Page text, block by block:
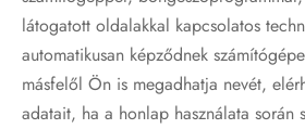
látogatott oldalakkal kapcsolatos
automatikusan képződnek
másfelől Ön is megadhatja nevét,
adatait, ha a honlap használata során